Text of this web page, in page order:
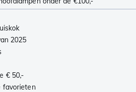
2025
€ 50,-
favorieten